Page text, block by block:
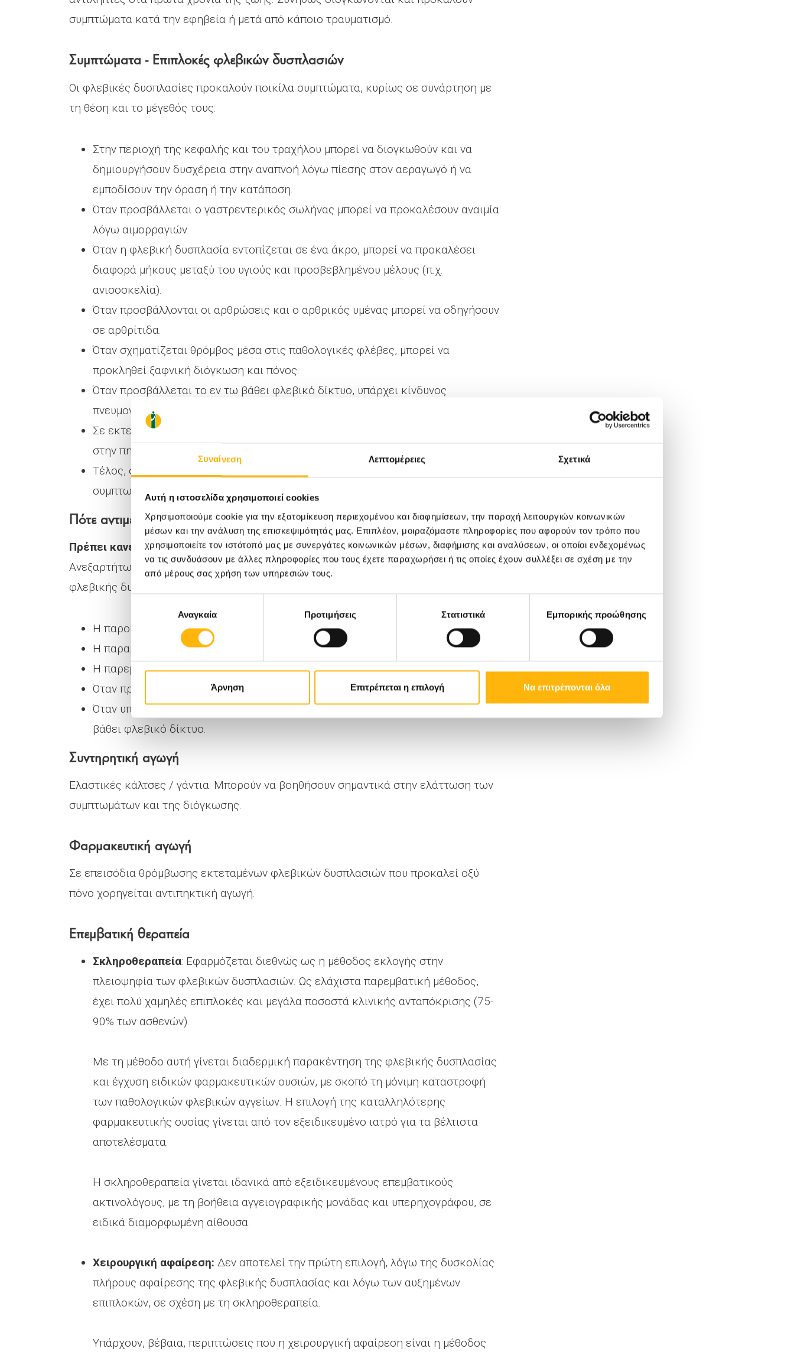
Συναίνεση Λεπτομέρειες Σχετικά
Αυτή η ιστοσελίδα χρησιμοποιεί cookies
Χρησιμοποιούμε cookie για την εξατομίκευση περιεχομένου και διαφημίσεων, την παροχή λειτουργιών κοινωνικών
μέσων και την ανάλυση της επισκεψιμότητάς μας. Επιπλέον, μοιραζόμαστε πληροφορίες που αφορούν τον τρόπο που
χρησιμοποιείτε τον ιστότοπό μας με συνεργάτες κοινωνικών μέσων, διαφήμισης και αναλύσεων, οι οποίοι ενδεχομένως
να τις συνδυάσουν με άλλες πληροφορίες που τους έχετε παραχωρήσει ή τις οποίες έχουν συλλέξει σε σχέση με την
από μέρους σας χρήση των υπηρεσιών τους.
συγκατάθεσηςΑναγκαία Προτιμήσεις Στατιστικά Εμπορικής προώθησης
Άρνηση Επιτρέπεται η επιλογή Να επιτρέπονται όλα
συμπτώματα κατά την εφηβεία ή μετά από κάποιο τραυματισμό.
Συμπτώματα - Επιπλοκές φλεβικών δυσπλασιών
Οι φλεβικές δυσπλασίες προκαλούν ποικίλα συμπτώματα, κυρίως σε συνάρτηση με
τη θέση και το μέγεθός τους:
Στην περιοχή της κεφαλής και του τραχήλου μπορεί να διογκωθούν και να
δημιουργήσουν δυσχέρεια στην αναπνοή λόγω πίεσης στον αεραγωγό ή να
εμποδίσουν την όραση ή την κατάποση.
Όταν προσβάλλεται ο γαστρεντερικός σωλήνας μπορεί να προκαλέσουν αναιμία
λόγω αιμορραγιών.
Όταν η φλεβική δυσπλασία εντοπίζεται σε ένα άκρο, μπορεί να προκαλέσει
διαφορά μήκους μεταξύ του υγιούς και προσβεβλημένου μέλους (π.χ.
ανισοσκελία).
Όταν προσβάλλονται οι αρθρώσεις και ο αρθρικός υμένας μπορεί να οδηγήσουν
σε αρθρίτιδα.
Όταν σχηματίζεται θρόμβος μέσα στις παθολογικές φλέβες, μπορεί να
προκληθεί ξαφνική διόγκωση και πόνος.
Όταν προσβάλλεται το εν τω βάθει φλεβικό δίκτυο, υπάρχει κίνδυνος
πνευμονικής εμβολής.
Σε εκτεταμένες φλεβικές δυσπλασίες, μπορεί να παρατηρηθούν διαταραχές
στην πηκτικότητα του αίματος.
Τέλος, σημαντική είναι η ψυχολογική επιβάρυνση λόγω των χρόνιων
συμπτωμάτων και της αισθητικής παραμόρφωσης.
Πότε αντιμετωπίζεται η φλεβική δυσπλασία;
Πρέπει κανείς να περιμένει μέχρι το παιδί να ενηλικιωθεί;
Ανεξαρτήτως της ηλικίας του ασθενούς, η απόφαση για θεραπευτική παρέμβαση της
φλεβικής δυσπλασίας λαμβάνεται βάσει κλινικών κριτηρίων όπως:
Η παρουσία πόνου.
Η παραμόρφωση.
Η παρεμπόδιση ζωτικών λειτουργιών, όπως η όραση ή η αναπνοή.
Όταν προκαλεί αιμορραγία από το γαστρεντερικό σωλήνα.
Όταν υπάρχει κίνδυνος πνευμονικής εμβολής λόγω επικοινωνίας με το εν τω
βάθει φλεβικό δίκτυο.
Συντηρητική αγωγή
Ελαστικές κάλτσες / γάντια: Μπορούν να βοηθήσουν σημαντικά στην ελάττωση των
συμπτωμάτων και της διόγκωσης.
Φαρμακευτική αγωγή
Σε επεισόδια θρόμβωσης εκτεταμένων φλεβικών δυσπλασιών που προκαλεί οξύ
πόνο χορηγείται αντιπηκτική αγωγή.
Επεμβατική θεραπεία
Σκληροθεραπεία: Εφαρμόζεται διεθνώς ως η μέθοδος εκλογής στην
πλειοψηφία των φλεβικών δυσπλασιών. Ως ελάχιστα παρεμβατική μέθοδος,
έχει πολύ χαμηλές επιπλοκές και μεγάλα ποσοστά κλινικής ανταπόκρισης (75-
90% των ασθενών).
Με τη μέθοδο αυτή γίνεται διαδερμική παρακέντηση της φλεβικής δυσπλασίας
και έγχυση ειδικών φαρμακευτικών ουσιών, με σκοπό τη μόνιμη καταστροφή
των παθολογικών φλεβικών αγγείων. Η επιλογή της καταλληλότερης
φαρμακευτικής ουσίας γίνεται από τον εξειδικευμένο ιατρό για τα βέλτιστα
αποτελέσματα.
Η σκληροθεραπεία γίνεται ιδανικά από εξειδικευμένους επεμβατικούς
ακτινολόγους, με τη βοήθεια αγγειογραφικής μονάδας και υπερηχογράφου, σε
ειδικά διαμορφωμένη αίθουσα.
Χειρουργική αφαίρεση: Δεν αποτελεί την πρώτη επιλογή, λόγω της δυσκολίας
πλήρους αφαίρεσης της φλεβικής δυσπλασίας και λόγω των αυξημένων
επιπλοκών, σε σχέση με τη σκληροθεραπεία.
Υπάρχουν, βέβαια, περιπτώσεις που η χειρουργική αφαίρεση είναι η μέθοδος